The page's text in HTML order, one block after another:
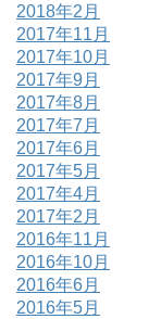
2018年2月
2017年11月
2017年10月
2017年9月
2017年8月
2017年7月
2017年6月
2017年5月
2017年4月
2017年2月
2016年11月
2016年10月
2016年6月
2016年5月